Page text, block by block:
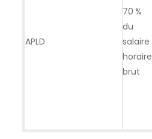
APLD
70 %
du
salaire
horaire
brut